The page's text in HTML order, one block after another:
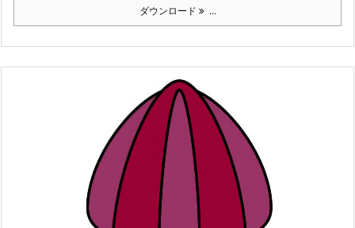
ダウンロード ...